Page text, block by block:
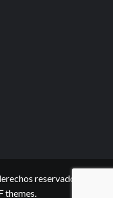
reservados.
themes.